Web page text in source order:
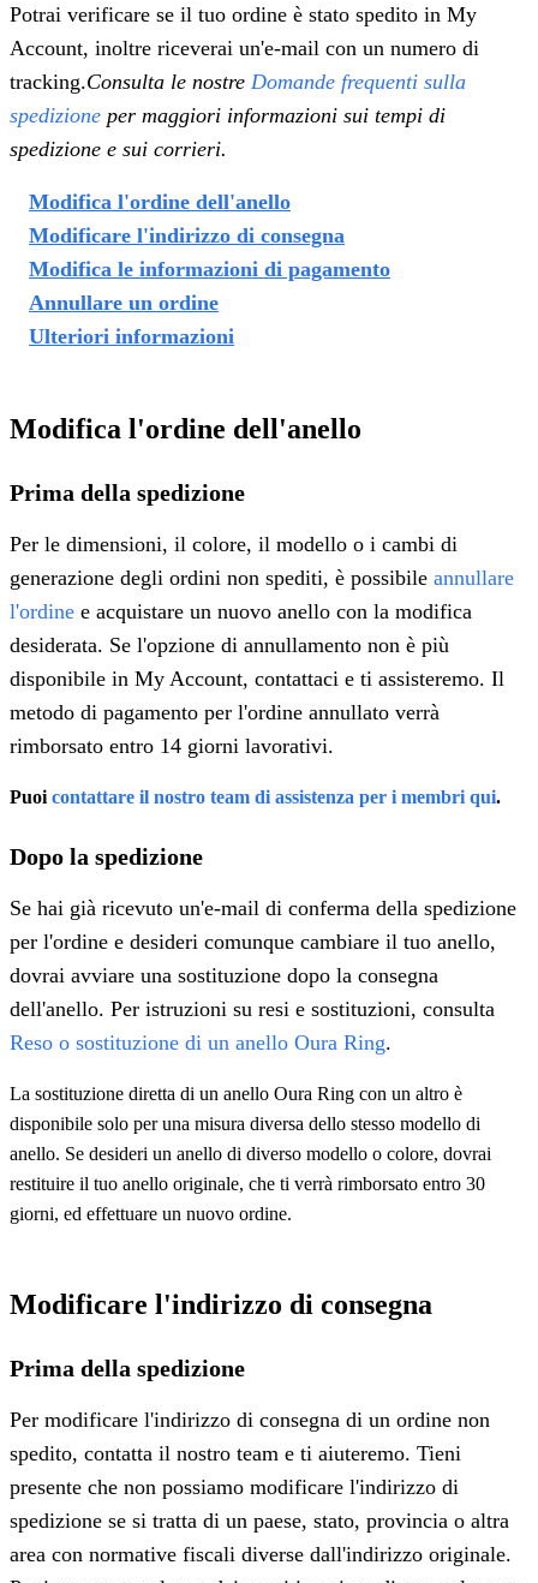
Potrai verificare se il tuo ordine è stato spedito in My
Account, inoltre riceverai un'e-mail con un numero di
tracking.Consulta le nostre Domande frequenti sulla
spedizione per maggiori informazioni sui tempi di
spedizione e sui corrieri.
Modifica l'ordine dell'anello
Modificare l'indirizzo di consegna
Modifica le informazioni di pagamento
Annullare un ordine
Ulteriori informazioni
Modifica l'ordine dell'anello
Prima della spedizione
Per le dimensioni, il colore, il modello o i cambi di
generazione degli ordini non spediti, è possibile annullare
l'ordine e acquistare un nuovo anello con la modifica
desiderata. Se l'opzione di annullamento non è più
disponibile in My Account, contattaci e ti assisteremo. Il
metodo di pagamento per l'ordine annullato verrà
rimborsato entro 14 giorni lavorativi.
Puoi contattare il nostro team di assistenza per i membri qui.
Dopo la spedizione
Se hai già ricevuto un'e-mail di conferma della spedizione
per l'ordine e desideri comunque cambiare il tuo anello,
dovrai avviare una sostituzione dopo la consegna
dell'anello. Per istruzioni su resi e sostituzioni, consulta
Reso o sostituzione di un anello Oura Ring.
La sostituzione diretta di un anello Oura Ring con un altro è
disponibile solo per una misura diversa dello stesso modello di
anello. Se desideri un anello di diverso modello o colore, dovrai
restituire il tuo anello originale, che ti verrà rimborsato entro 30
giorni, ed effettuare un nuovo ordine.
Modificare l'indirizzo di consegna
Prima della spedizione
Per modificare l'indirizzo di consegna di un ordine non
spedito, contatta il nostro team e ti aiuteremo. Tieni
presente che non possiamo modificare l'indirizzo di
spedizione se si tratta di un paese, stato, provincia o altra
area con normative fiscali diverse dall'indirizzo originale.